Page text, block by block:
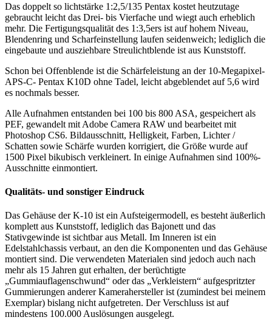
Das doppelt so lichtstärke 1:2,5/135 Pentax kostet heutzutage
gebraucht leicht das Drei- bis Vierfache und wiegt auch erheblich
mehr. Die Fertigungsqualität des 1:3,5ers ist auf hohem Niveau,
Blendenring und Scharfeinstellung laufen seidenweich; lediglich die
eingebaute und ausziehbare Streulichtblende ist aus Kunststoff.
Schon bei Offenblende ist die Schärfeleistung an der 10-Megapixel-
APS-C- Pentax K10D ohne Tadel, leicht abgeblendet auf 5,6 wird
es nochmals besser.
Alle Aufnahmen entstanden bei 100 bis 800 ASA, gespeichert als
PEF, gewandelt mit Adobe Camera RAW und bearbeitet mit
Photoshop CS6. Bildausschnitt, Helligkeit, Farben, Lichter /
Schatten sowie Schärfe wurden korrigiert, die Größe wurde auf
1500 Pixel bikubisch verkleinert. In einige Aufnahmen sind 100%-
Ausschnitte einmontiert.
Qualitäts- und sonstiger Eindruck
Das Gehäuse der K-10 ist ein Aufsteigermodell, es besteht äußerlich
komplett aus Kunststoff, lediglich das Bajonett und das
Stativgewinde ist sichtbar aus Metall. Im Inneren ist ein
Edelstahlchassis verbaut, an den die Komponenten und das Gehäuse
montiert sind. Die verwendeten Materialen sind jedoch auch nach
mehr als 15 Jahren gut erhalten, der berüchtigte
„Gummiauflagenschwund“ oder das „Verkleistern“ aufgespritzter
Gummierungen anderer Kamerahersteller ist (zumindest bei meinem
Exemplar) bislang nicht aufgetreten. Der Verschluss ist auf
mindestens 100.000 Auslösungen ausgelegt.